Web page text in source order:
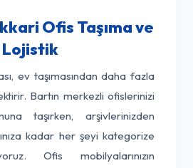
Ofis Taşıma ve
Lojistik
ev taşımasından daha fazla
Bartın merkezli ofislerinizi
taşırken, arşivlerinizden
kadar her şeyi kategorize
Ofis mobilyalarınızın